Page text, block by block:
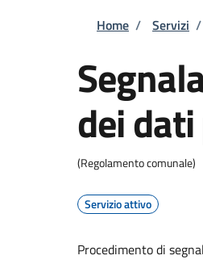
Home / Servizi /
dei
(Regolamento comunale)
Servizio attivo
Procedimento di